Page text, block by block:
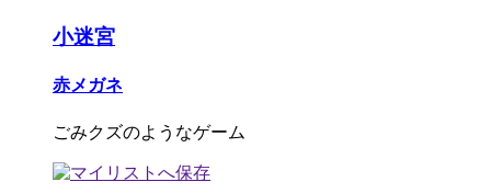
小迷宮
赤メガネ
ごみクズのようなゲーム